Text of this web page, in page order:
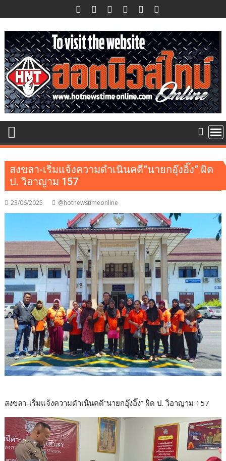
to
content
สงขลา-เริ่มแจ้งความดำเนินคดี”นายกอุ๊งอิ๊ง” ผิด
ป. วิอาญาม 157
23/06/2025 @hotnewstimeonline
สงขลา-เริ่มแจ้งความดำเนินคดี”นายกอุ๊งอิ๊ง” ผิด ป. วิอาญาม 157